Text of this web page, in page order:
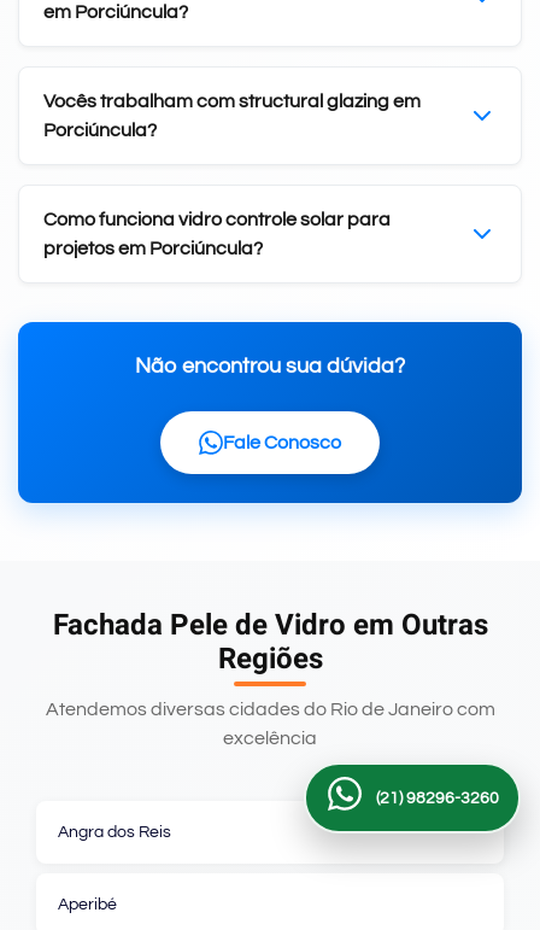
em Porciúncula?
Vocês trabalham com structural glazing em
Porciúncula?
Como funciona vidro controle solar para
projetos em Porciúncula?
Não encontrou sua dúvida?
Fale Conosco
Fachada Pele de Vidro em Outras
Regiões
Atendemos diversas cidades do Rio de Janeiro com
excelência
Angra dos Reis
Aperibé
(21) 98296-3260